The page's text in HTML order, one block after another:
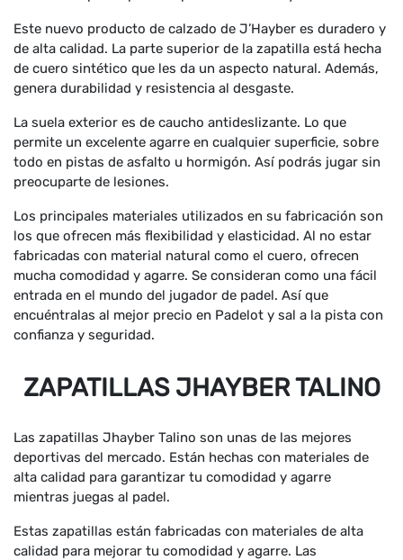
Este nuevo producto de calzado de J’Hayber es duradero y
de alta calidad. La parte superior de la zapatilla está hecha
de cuero sintético que les da un aspecto natural. Además,
genera durabilidad y resistencia al desgaste.
La suela exterior es de caucho antideslizante. Lo que
permite un excelente agarre en cualquier superficie, sobre
todo en pistas de asfalto u hormigón. Así podrás jugar sin
preocuparte de lesiones.
Los principales materiales utilizados en su fabricación son
los que ofrecen más flexibilidad y elasticidad. Al no estar
fabricadas con material natural como el cuero, ofrecen
mucha comodidad y agarre. Se consideran como una fácil
entrada en el mundo del jugador de padel. Así que
encuéntralas al mejor precio en Padelot y sal a la pista con
confianza y seguridad.
ZAPATILLAS JHAYBER TALINO
Las zapatillas Jhayber Talino son unas de las mejores
deportivas del mercado. Están hechas con materiales de
alta calidad para garantizar tu comodidad y agarre
mientras juegas al padel.
Estas zapatillas están fabricadas con materiales de alta
calidad para mejorar tu comodidad y agarre. Las